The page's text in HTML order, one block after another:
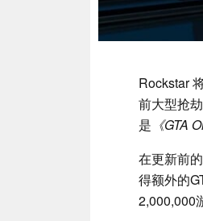
Rockstar
前大型抢
是 《GTA
在更新前
得额外的
2,000,000